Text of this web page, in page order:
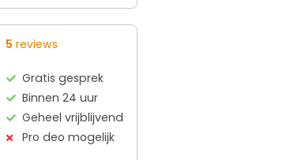
5 reviews
Gratis gesprek
Binnen 24 uur
Geheel vrijblijvend
Pro deo mogelijk